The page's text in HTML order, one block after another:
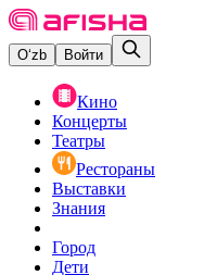
O‘zb Войти
Кино
Концерты
Театры
Рестораны
Выставки
Знания
Город
Дети